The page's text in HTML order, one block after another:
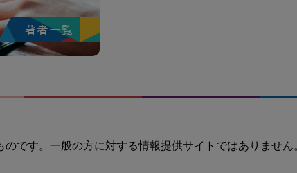
です。一般の方に対する情報提供サイトではありません